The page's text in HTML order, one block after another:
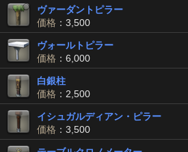
ヴァーダントピラー
価格 ：3,500
ヴォールトピラー
価格 ：6,000
白銀柱
価格 ：2,500
イシュガルディアン・ピラー
価格 ：3,500